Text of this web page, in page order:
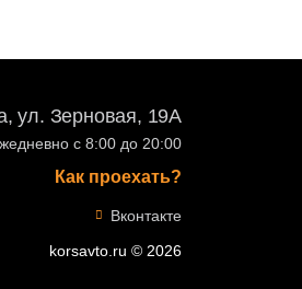
ул. Зерновая, 19А
с 8:00 до 20:00
Как проехать?
Вконтакте
korsavto.ru © 2026